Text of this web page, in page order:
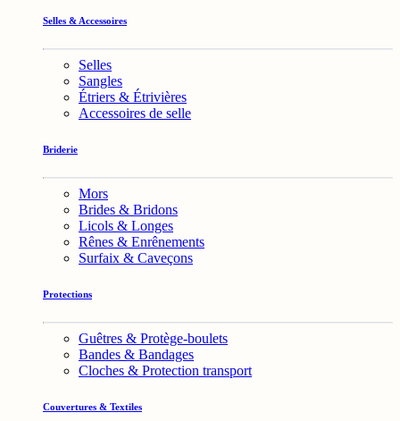
Selles & Accessoires
Selles
Sangles
Étriers & Étrivières
Accessoires de selle
Briderie
Mors
Brides & Bridons
Licols & Longes
Rênes & Enrênements
Surfaix & Caveçons
Protections
Guêtres & Protège-boulets
Bandes & Bandages
Cloches & Protection transport
Couvertures & Textiles